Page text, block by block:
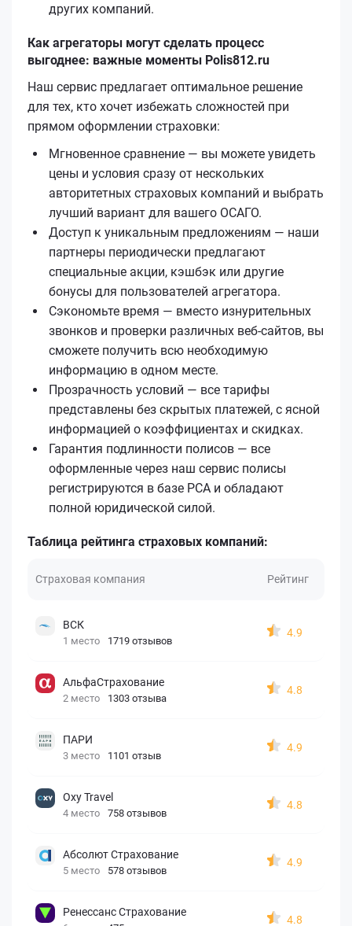
других компаний.
Как агрегаторы могут сделать процесс
выгоднее: важные моменты Polis812.ru
Наш сервис предлагает оптимальное решение
для тех, кто хочет избежать сложностей при
прямом оформлении страховки:
Мгновенное сравнение — вы можете увидеть
цены и условия сразу от нескольких
авторитетных страховых компаний и выбрать
лучший вариант для вашего ОСАГО.
Доступ к уникальным предложениям — наши
партнеры периодически предлагают
специальные акции, кэшбэк или другие
бонусы для пользователей агрегатора.
Сэкономьте время — вместо изнурительных
звонков и проверки различных веб-сайтов, вы
сможете получить всю необходимую
информацию в одном месте.
Прозрачность условий — все тарифы
представлены без скрытых платежей, с ясной
информацией о коэффициентах и скидках.
Гарантия подлинности полисов — все
оформленные через наш сервис полисы
регистрируются в базе РСА и обладают
полной юридической силой.
Таблица рейтинга страховых компаний:
Страховая компания Рейтинг
ВСК
1 место 1719 отзывов
4.9
АльфаСтрахование
2 место 1303 отзыва
4.8
ПАРИ
3 место 1101 отзыв
4.9
Oxy Travel
4 место 758 отзывов
4.8
Абсолют Страхование
5 место 578 отзывов
4.9
Ренессанс Страхование
4.8